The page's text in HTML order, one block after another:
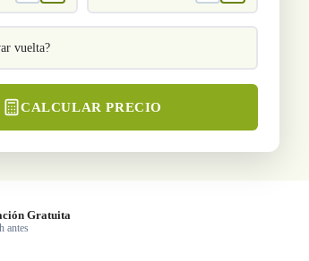
vuelta?
CALCULAR PRECIO
Gratuita
antes